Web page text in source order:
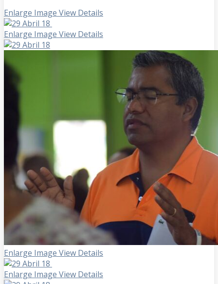
Enlarge Image View Details
Enlarge Image View Details
Enlarge Image View Details
Enlarge Image View Details